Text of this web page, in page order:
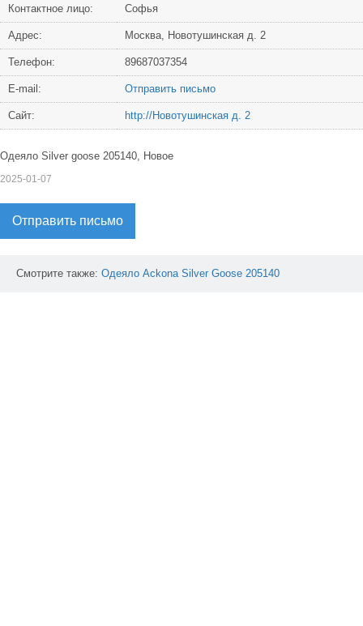
Контактное лицо: Софья
Адрес: Москва, Новотушинская д. 2
Телефон: 89687037354
Е-mail: Отправить письмо
Сайт: http://Новотушинская д. 2
Одеяло Silver goose 205140, Новое
2025-01-07
Отправить письмо
Смотрите также: Одеяло Ackona Silver Goose 205140